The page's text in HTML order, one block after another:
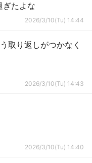
ぎたよな
2026/3/10(Tu) 14:44
取り返しがつかなく
2026/3/10(Tu) 14:43
2026/3/10(Tu) 14:40